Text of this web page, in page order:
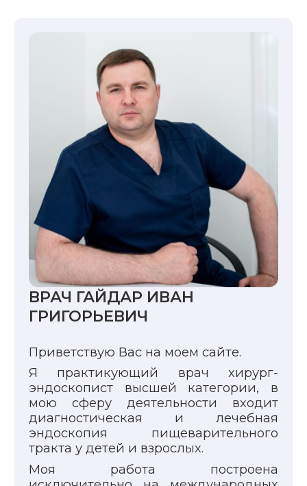
ВРАЧ ГАЙДАР ИВАН
ГРИГОРЬЕВИЧ
Приветствую Вас на моем сайте.
Я практикующий врач хирург-
эндоскопист высшей категории, в
мою сферу деятельности входит
диагностическая и лечебная
эндоскопия пищеварительного
тракта у детей и взрослых.
Моя работа построена